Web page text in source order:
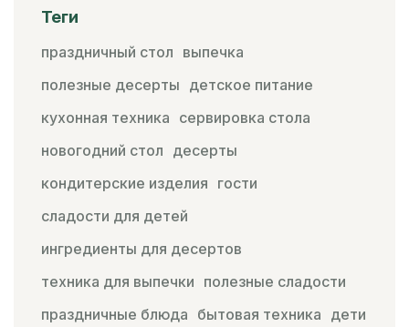
Теги
праздничный стол выпечка
полезные десерты детское питание
кухонная техника сервировка стола
новогодний стол десерты
кондитерские изделия гости
сладости для детей
ингредиенты для десертов
техника для выпечки полезные сладости
праздничные блюда бытовая техника дети